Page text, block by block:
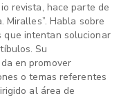
revista, hace parte de
Miralles”. Habla sobre
que intentan solucionar
Su
en promover
o temas referentes
al área de